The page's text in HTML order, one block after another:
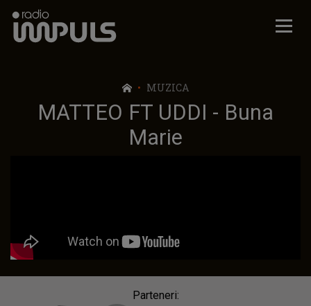
Radio Impuls
MUZICA
MATTEO FT UDDI - Buna
Marie
Parteneri: